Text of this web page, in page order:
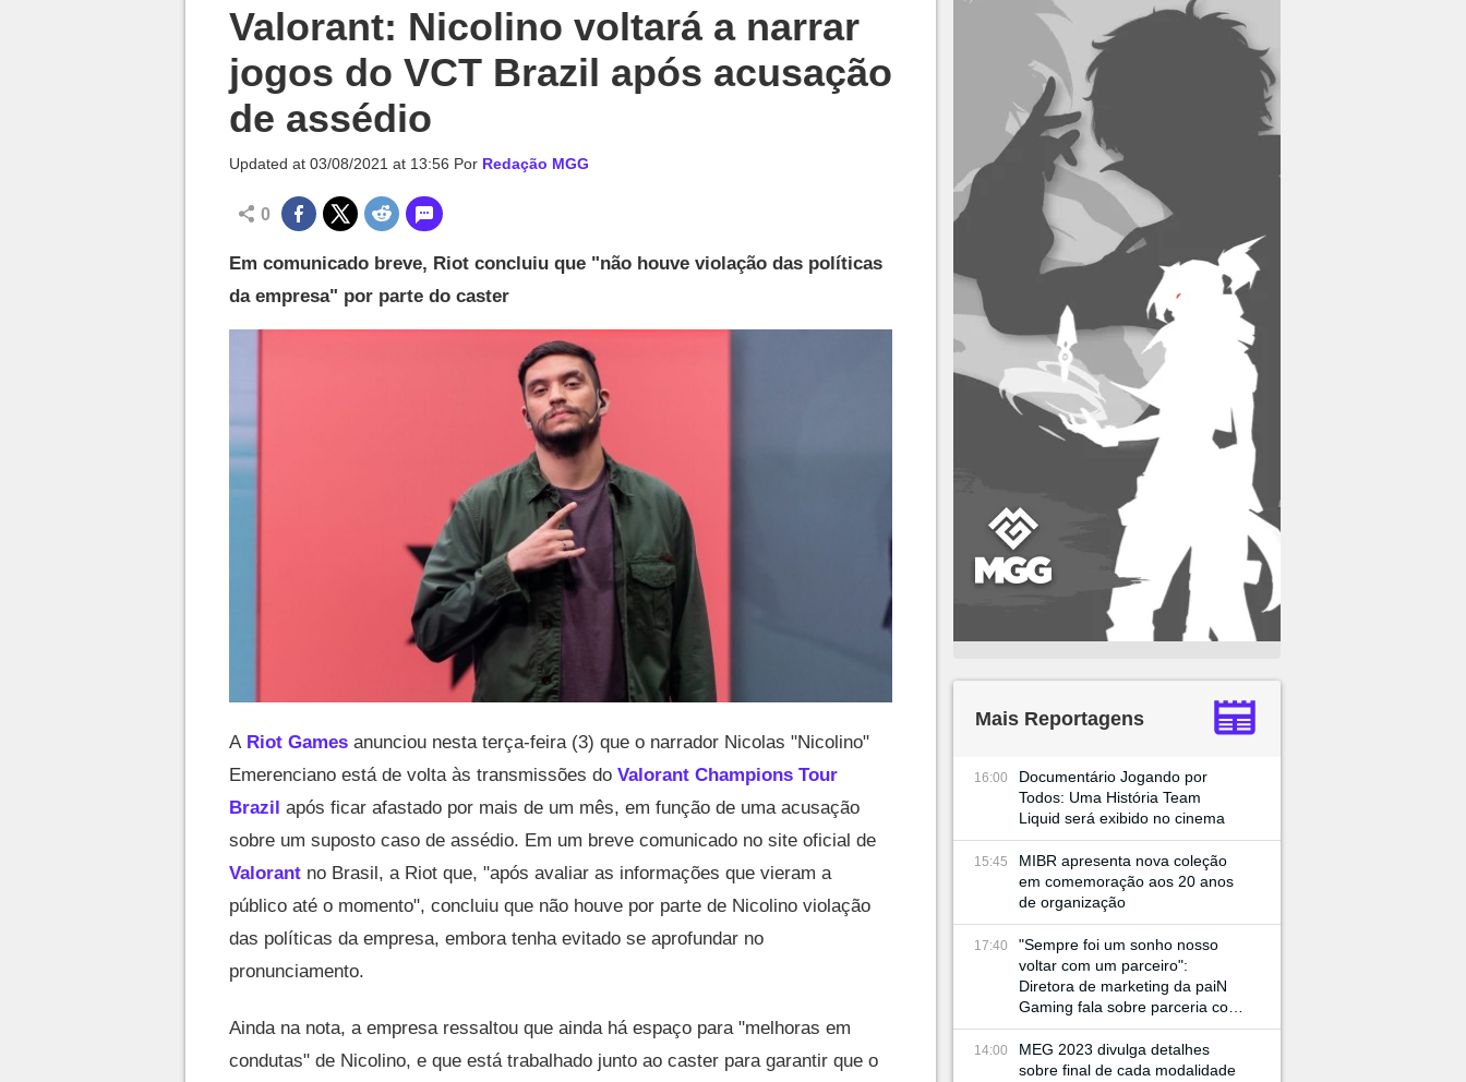
Valorant: Nicolino voltará a narrar
jogos do VCT Brazil após acusação
de assédio
Updated at 03/08/2021 at 13:56 Por Redação MGG
0
Em comunicado breve, Riot concluiu que "não houve violação das políticas
da empresa" por parte do caster
ARiot Games anunciou nesta terça-feira (3) que o narrador Nicolas "Nicolino"
Emerenciano está de volta às transmissões do Valorant Champions Tour
Brazil após ficar afastado por mais de um mês, em função de uma acusação
sobre um suposto caso de assédio. Em um breve comunicado no site oficial de
Valorant no Brasil, a Riot que, "após avaliar as informações que vieram a
público até o momento", concluiu que não houve por parte de Nicolino violação
das políticas da empresa, embora tenha evitado se aprofundar no
pronunciamento.
Ainda na nota, a empresa ressaltou que ainda há espaço para "melhoras em
condutas" de Nicolino, e que está trabalhado junto ao caster para garantir que o
Mais Reportagens
16:00
Documentário Jogando por
Todos: Uma História Team
Liquid será exibido no cinema
15:45
MIBR apresenta nova coleção
em comemoração aos 20 anos
de organização
17:40
"Sempre foi um sonho nosso
voltar com um parceiro":
Diretora de marketing da paiN
Gaming fala sobre parceria com
JBL e retorno à BGS
14:00
MEG 2023 divulga detalhes
sobre final de cada modalidade